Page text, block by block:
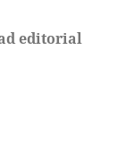
editorial